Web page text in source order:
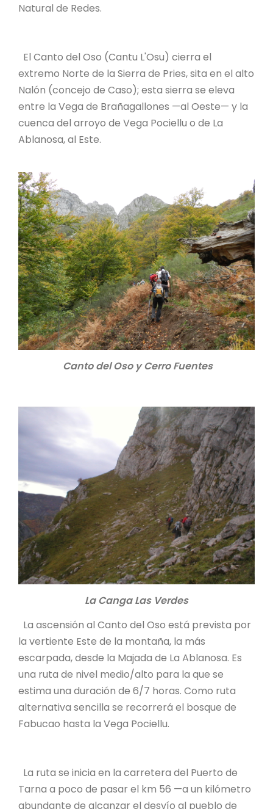
Natural de Redes.
El Canto del Oso (Cantu L'Osu) cierra el
extremo Norte de la Sierra de Pries, sita en el alto
Nalón (concejo de Caso); esta sierra se eleva
entre la Vega de Brañagallones —al Oeste— y la
cuenca del arroyo de Vega Pociellu o de La
Ablanosa, al Este.
Canto del Oso y Cerro Fuentes
La Canga Las Verdes
La ascensión al Canto del Oso está prevista por
la vertiente Este de la montaña, la más
escarpada, desde la Majada de La Ablanosa. Es
una ruta de nivel medio/alto para la que se
estima una duración de 6/7 horas. Como ruta
alternativa sencilla se recorrerá el bosque de
Fabucao hasta la Vega Pociellu.
La ruta se inicia en la carretera del Puerto de
Tarna a poco de pasar el km 56 —a un kilómetro
abundante de alcanzar el desvío al pueblo de